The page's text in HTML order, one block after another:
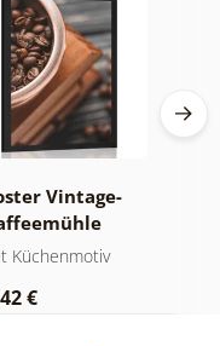
Vintage-
Küchenmotiv
€